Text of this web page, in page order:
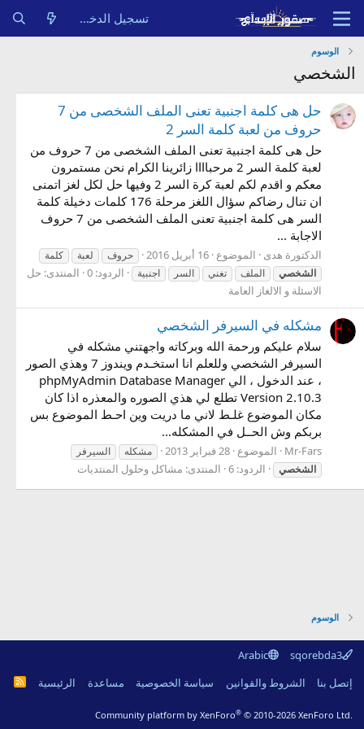
تسجيل الدخول
الوسوم
الشخصي
حل هى كلمة اجنبية تعنى الملف الشخصى من 7
حروف من لعبة كلمة السر 2
حل هى كلمة اجنبية تعنى الملف الشخصى من 7 حروف من
لعبة كلمة السر 2 مرحباااا زائرينا الكرام نحن مستمرون
معكم و اقدم لكم لعبة كرة السر 2 وفيها حل لكل لغز اتمنى
ان تنال رضاكم سؤال اللغز مرحلة 176 كلمات دخيلة كلمة
السر هى كلمة اجنبية تعنى الملف الشخصى من 7 حروف
الاجابة ...
الدكتورة هدى الموضوع 16 أبريل 2016 حروف لعبة
كلمة
الشخصي
الملف تغني السر اجنبية الردود: 0 المنتدى: حل
الاسئلة و الالغاز العامة
مشكله في السيرفر الشخصي
سلام عليكم ورحمة الله وبركاته واجهتني مشكله في
السيرفر الشخصي وللعلم انا استخـدم ويندوز 7 وهذي الصور
، عند الدخول ، الي phpMyAdmin Database Manager
Version 2.10.3 تطلع لي هذي الصوره والمعذره اذا كان
مكان الموضوع غلـط لاني ما دريت وين احـط الموضوع بس
بربكم وش الحــل في المشكله...
Mr-Fars الموضوع 28 فبراير 2013 مشكله
السيرفر
الشخصي
الردود: 6 المنتدى: مشاكل وحلول المنتديات
الوسوم
sqorebda3
Arabic
إتصل بنا
الشروط والقوانين سياسة الخصوصية مساعدة الرئيسية
R
Community platform by XenForo® © 2010-2026 XenForo Ltd.